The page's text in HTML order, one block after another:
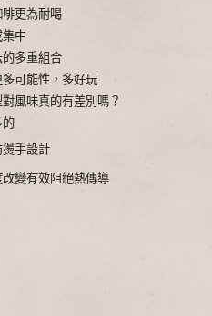
更為耐喝
中
多重組合
可能性，多好玩
風味真的有差別嗎？
的
手設計
變有效阻絕熱傳導